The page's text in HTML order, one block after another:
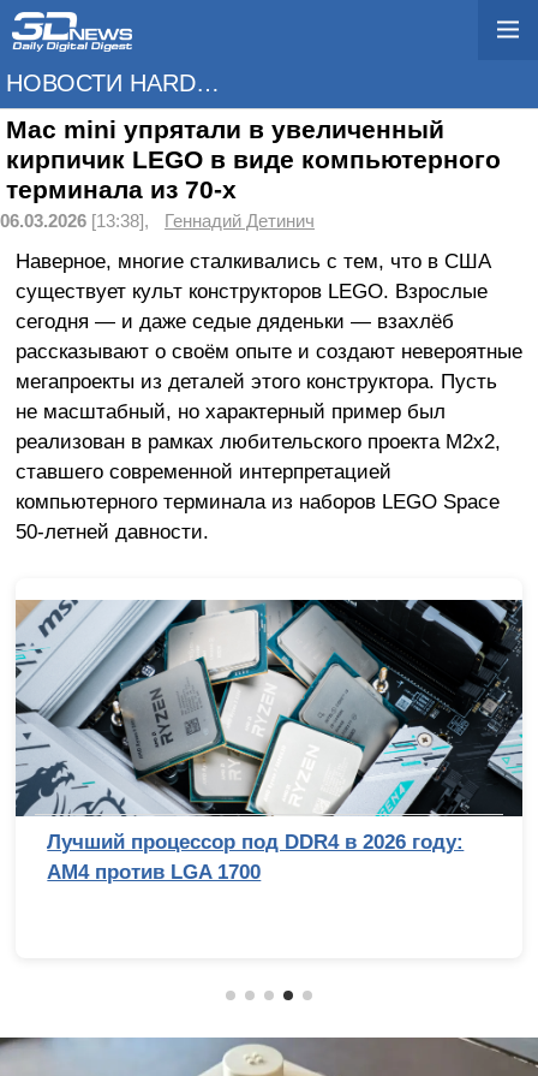
НОВОСТИ HARDWARE
Mac mini упрятали в увеличенный
кирпичик LEGO в виде компьютерного
терминала из 70-х
06.03.2026 [13:38], Геннадий Детинич
Наверное, многие сталкивались с тем, что в США
существует культ конструкторов LEGO. Взрослые
сегодня — и даже седые дяденьки — взахлёб
рассказывают о своём опыте и создают невероятные
мегапроекты из деталей этого конструктора. Пусть
не масштабный, но характерный пример был
реализован в рамках любительского проекта M2x2,
ставшего современной интерпретацией
компьютерного терминала из наборов LEGO Space
50-летней давности.
Лучший процессор под DDR4 в 2026 году:
AM4 против LGA 1700